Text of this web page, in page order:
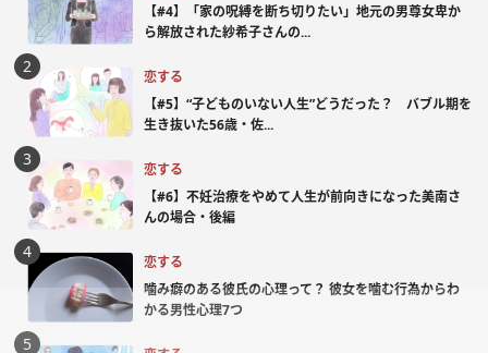
【#4】「家の呪縛を断ち切りたい」地元の男尊女卑か
ら解放された紗希子さんの...
恋する
【#5】“子どものいない人生”どうだった？ バブル期を
生き抜いた56歳・佐...
恋する
【#6】不妊治療をやめて人生が前向きになった美南さ
んの場合・後編
恋する
噛み癖のある彼氏の心理って？ 彼女を噛む行為からわ
かる男性心理7つ